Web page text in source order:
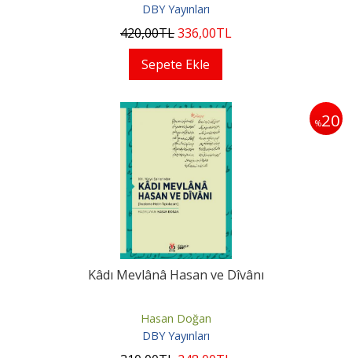
DBY Yayınları
420,00TL336,00TL
Sepete Ekle
%20
Kâdı Mevlânâ Hasan ve Dîvânı
Hasan Doğan
DBY Yayınları